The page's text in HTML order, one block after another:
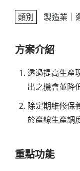
類別 製造業｜
方案介紹
透過提高生產
出之機會並降
除定期維修保
於產線生產調
重點功能